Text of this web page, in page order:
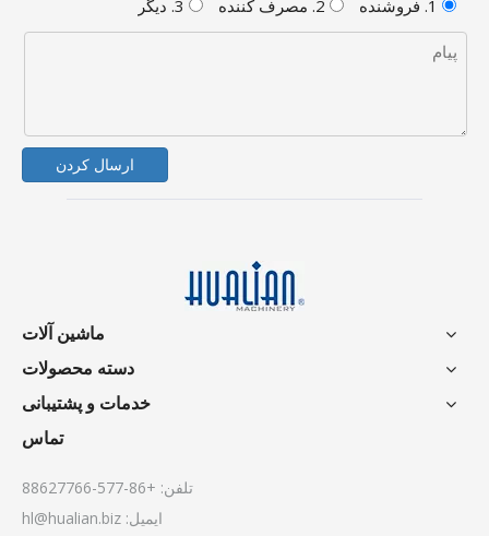
ارسال کردن
ماشین آلات
دسته محصولات
خدمات و پشتیبانی
تماس
تلفن: +86-577-88627766
ایمیل: hl@hualian.biz